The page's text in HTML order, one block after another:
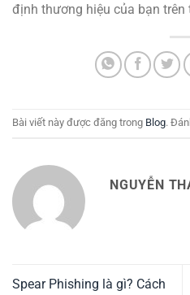
định thương hiệu của bạn
Bài viết này được đăng trong Blog.
NGUYỄN
Spear Phishing là gì? Cách